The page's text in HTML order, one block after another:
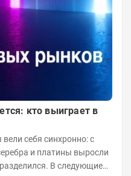
кто выиграет в
себя синхронно: с
и платины выросли
В следующие